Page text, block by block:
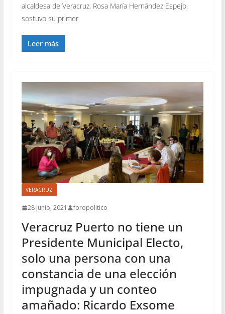
alcaldesa de Veracruz, Rosa María Hernández Espejo,
sostuvo su primer
Leer más
VERACRUZ
28 junio, 2021 foropolitico
Veracruz Puerto no tiene un
Presidente Municipal Electo,
solo una persona con una
constancia de una elección
impugnada y un conteo
amañado: Ricardo Exsome